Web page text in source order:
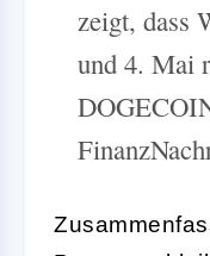
zeigt, dass
und 4. Mai